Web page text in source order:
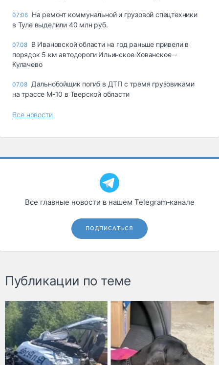
07:06 На ремонт коммунальной и грузовой спецтехники
в Туле выделили 40 млн руб.
07.08 В Ивановской области на год раньше привели в
порядок 5 км автодороги Ильинское-Хованское –
Кулачево
07.08 Дальнобойщик погиб в ДТП с тремя грузовиками
на трассе М-10 в Тверской области
Все новости
Все главные новости в нашем Telegram‑канале
ПОДПИСАТЬСЯ
Публикации по теме